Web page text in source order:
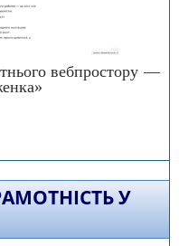
вебпростору —
У